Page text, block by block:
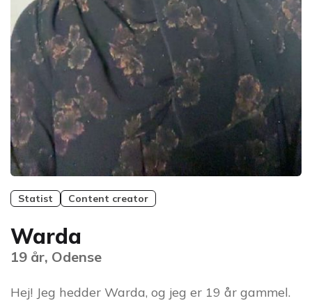
Statist Content creator
Warda
19 år, Odense
Hej! Jeg hedder Warda, og jeg er 19 år gammel.